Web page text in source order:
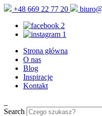
+48 669 22 77 20
Strona główna
O nas
Blog
Inspiracje
Kontakt
Search